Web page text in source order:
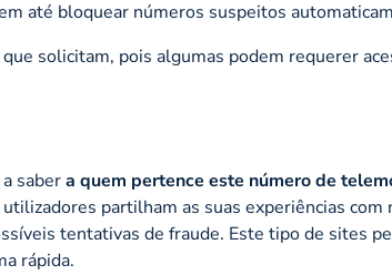
até bloquear números suspeitos
solicitam, pois algumas podem requerer
sabera quem pertence este número de
partilham as suas experiências com
tentativas de fraude. Este tipo de sites
rápida.